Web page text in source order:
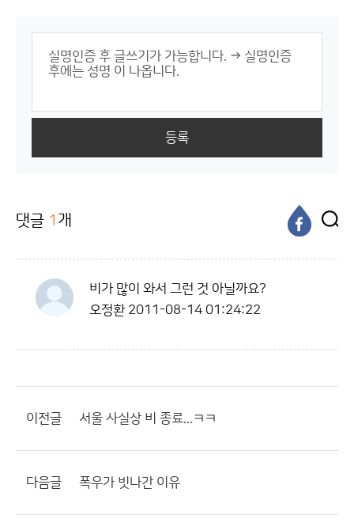
등록
댓글 1 개
비가 많이 와서 그런 것 아닐까요?
오정환 2011-08-14 01:24:22
이전글 서울 사실상 비 종료...ㅋㅋ
다음글 폭우가 빗나간 이유